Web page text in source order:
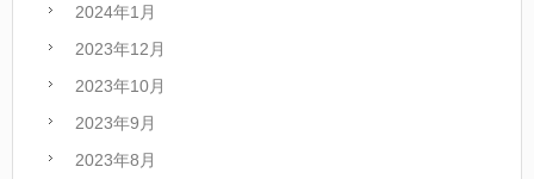
2024年1月
2023年12月
2023年10月
2023年9月
2023年8月